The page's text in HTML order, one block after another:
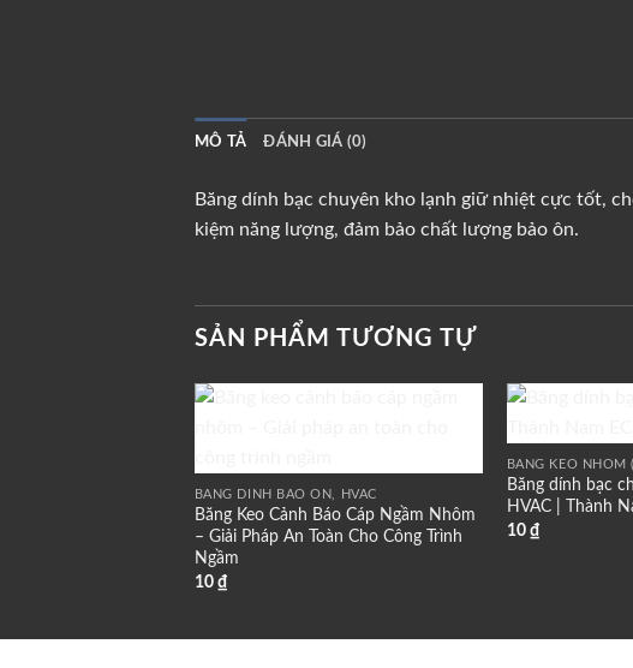
MÔ TẢ ĐÁNH GIÁ (0)
Băng dính bạc chuyên kho lạnh giữ nhiệt cực tốt,
kiệm năng lượng, đảm bảo chất lượng bảo ôn.
SẢN PHẨM TƯƠNG TỰ
BĂNG DÍNH BẢO ÔN, HVAC
Băng Keo Cảnh Báo Cáp Ngầm Nhôm
– Giải Pháp An Toàn Cho Công Trình
Ngầm
10 ₫
BĂNG KEO NHÔM
Băng dính bạc
HVAC | Thành
10 ₫